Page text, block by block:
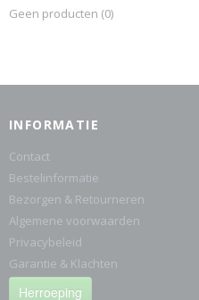
Geen producten (0)
INFORMATIE
Contact
Bestelinformatie
Bezorgen & Retourneren
Algemene voorwaarden
Privacybeleid
Garantie & Klachten
Herroeping